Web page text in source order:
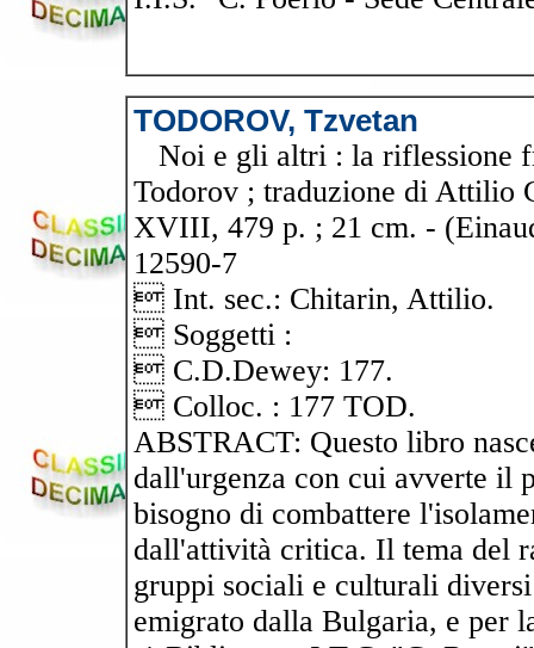
TODOROV, Tzvetan
Noi e gli altri : la riflessione
Todorov ; traduzione di Attilio
XVIII, 479 p. ; 21 cm. -
12590-7
 Int. sec.: Chitarin, Attilio.
 Soggetti :
 C.D.Dewey: 177.
 Colloc. : 177 TOD.
ABSTRACT: Questo libro
dall'urgenza con cui avverte il
bisogno di combattere
dall'attività critica. Il tema del
gruppi sociali e culturali
emigrato dalla Bulgaria, e per